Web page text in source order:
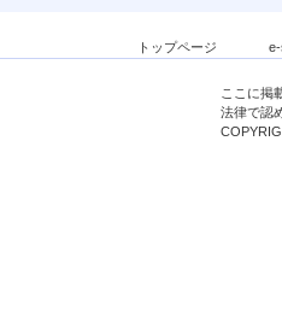
トップページ
ここに掲
法律で認